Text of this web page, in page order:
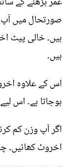
صورتحال میں
ہیں۔ خالی پیٹ
ہیں۔
اس کے علاوہ
ہوجاتا ہے۔ اس
اگر آپ وزن کم
اخروٹ کھائیں۔